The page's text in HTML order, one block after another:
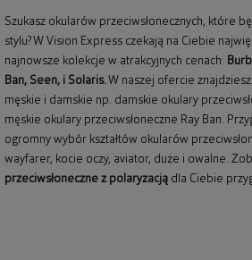
Szukasz okularów przeciwsłonecznych, które
stylu? W Vision Express czekają na Ciebie
najnowsze kolekcje w atrakcyjnych cenach:
Ban, Seen, i Solaris. W naszej ofercie
męskie i damskie np. damskie okulary
męskie okulary przeciwsłoneczne Ray Ban.
ogromny wybór kształtów okularów
wayfarer, kocie oczy, aviator, duże i owalne.
przeciwsłoneczne z polaryzacją dla Ciebie